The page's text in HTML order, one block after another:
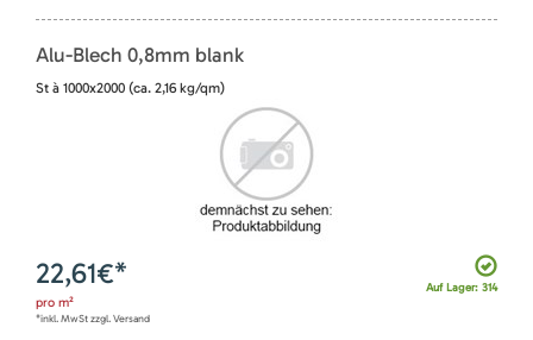
Alu-Blech 0,8mm blank
St à 1000x2000 (ca. 2,16 kg/qm)
Auf Lager: 314
22,61€*
pro m²
*inkl. MwSt zzgl. Versand